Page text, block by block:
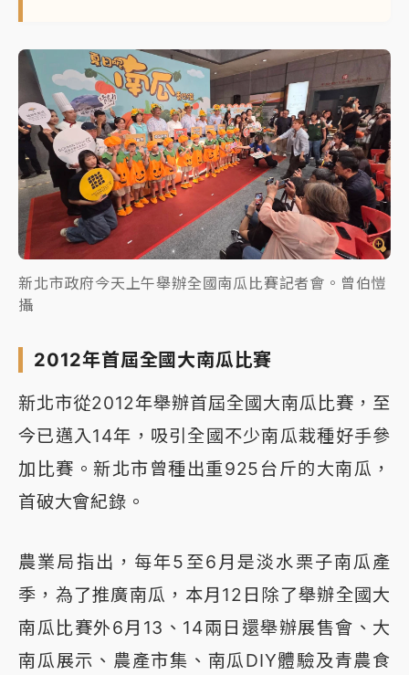
新北市政府今天上午舉辦全國南瓜比賽記者會。曾伯愷
攝
2012年首屆全國大南瓜比賽
新北市從2012年舉辦首屆全國大南瓜比賽，至
今已邁入14年，吸引全國不少南瓜栽種好手參
加比賽。新北市曾種出重925台斤的大南瓜，
首破大會紀錄。
農業局指出，每年5至6月是淡水栗子南瓜產
季，為了推廣南瓜，本月12日除了舉辦全國大
南瓜比賽外6月13、14兩日還舉辦展售會、大
南瓜展示、農產市集、南瓜DIY體驗及青農食